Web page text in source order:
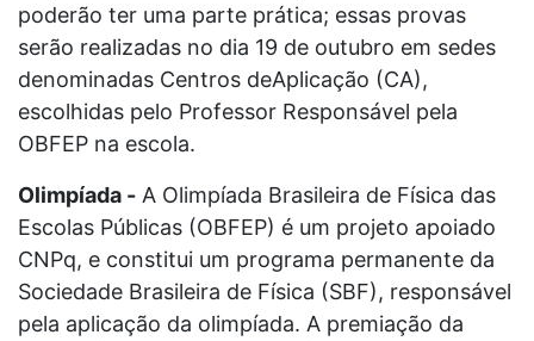
poderão ter uma parte prática; essas provas
serão realizadas no dia 19 de outubro em sedes
denominadas Centros deAplicação (CA),
escolhidas pelo Professor Responsável pela
OBFEP na escola.
Olimpíada - A Olimpíada Brasileira de Física das
Escolas Públicas (OBFEP) é um projeto apoiado
CNPq, e constitui um programa permanente da
Sociedade Brasileira de Física (SBF), responsável
pela aplicação da olimpíada. A premiação da